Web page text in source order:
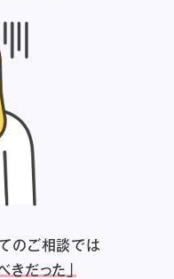
のご相談では
きだった」